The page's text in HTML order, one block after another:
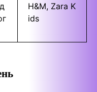
H&M, Zara K
ids